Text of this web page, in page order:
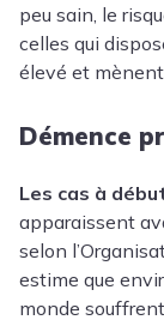
peu sain, le
celles qui
élevé et
Démence
Les cas à
apparaissent
selon
estime que
monde